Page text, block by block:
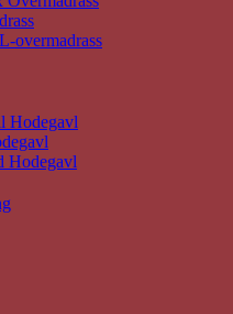
Hodegavl
Hodegavl